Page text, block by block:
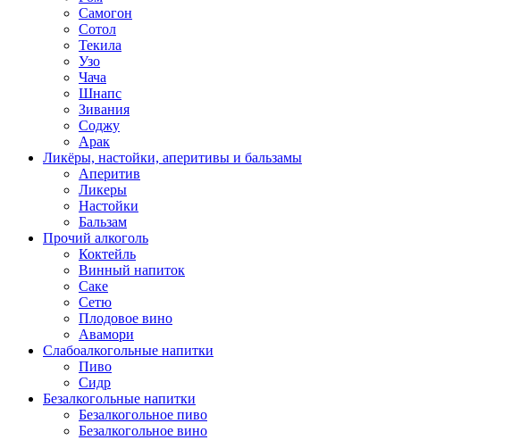
Самогон
Сотол
Текила
Узо
Чача
Шнапс
Зивания
Соджу
Арак
Ликёры, настойки, аперитивы и бальзамы
Аперитив
Ликеры
Настойки
Бальзам
Прочий алкоголь
Коктейль
Винный напиток
Саке
Сетю
Плодовое вино
Авамори
Слабоалкогольные напитки
Пиво
Сидр
Безалкогольные напитки
Безалкогольное пиво
Безалкогольное вино